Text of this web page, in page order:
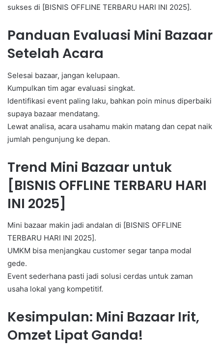
sukses di [BISNIS OFFLINE TERBARU HARI INI 2025].
Panduan Evaluasi Mini Bazaar
Setelah Acara
Selesai bazaar, jangan kelupaan.
Kumpulkan tim agar evaluasi singkat.
Identifikasi event paling laku, bahkan poin minus diperbaiki
supaya bazaar mendatang.
Lewat analisa, acara usahamu makin matang dan cepat naik
jumlah pengunjung ke depan.
Trend Mini Bazaar untuk
[BISNIS OFFLINE TERBARU HARI
INI 2025]
Mini bazaar makin jadi andalan di [BISNIS OFFLINE
TERBARU HARI INI 2025].
UMKM bisa menjangkau customer segar tanpa modal
gede.
Event sederhana pasti jadi solusi cerdas untuk zaman
usaha lokal yang kompetitif.
Kesimpulan: Mini Bazaar Irit,
Omzet Lipat Ganda!